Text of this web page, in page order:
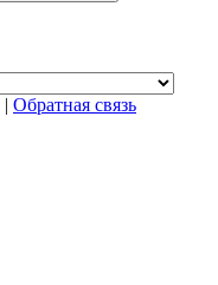
| Обратная связь